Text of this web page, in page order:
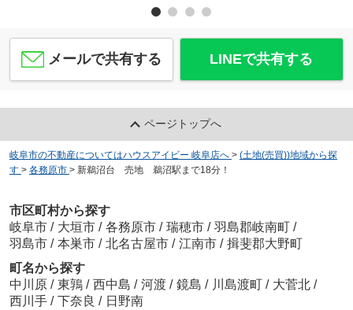
メールで共有する LINEで共有する
ページトップへ
岐阜市の不動産についてはハウスアイビー 岐阜店へ > (土地(売買))地域から探
す > 各務原市 > 新鵜沼台 売地 鵜沼駅まで18分！
市区町村から探す
岐阜市 / 大垣市 / 各務原市 / 瑞穂市 / 羽島郡岐南町 /
羽島市 / 本巣市 / 北名古屋市 / 江南市 / 揖斐郡大野町
町名から探す
中川原 / 東鶉 / 西中島 / 河渡 / 鏡島 / 川島渡町 / 大菅北 /
西川手 / 下奈良 / 日野南